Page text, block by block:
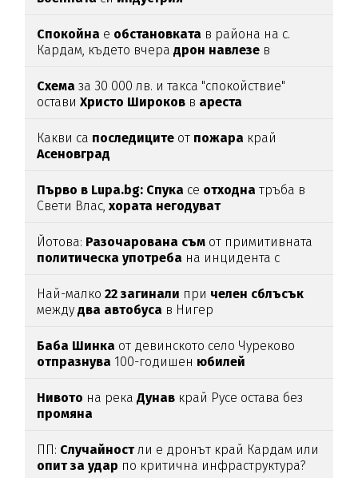
Спокойна е обстановката в района на с.
Кардам, където вчерадрон навлезе в
Схема за 30 000 лв. и такса "спокойствие"
оставиХристо Широков в ареста
Какви са последиците от пожара край
Асеновград
Първо в Lupa.bg: Спука се отходна тръба в
Свети Влас,хората негодуват
Йотова: Разочарована съм от примитивната
политическа употреба на инцидента с
Най-малко22 загинали при челен сблъсък
междудва автобуса в Нигер
Баба Шинка от девинското село Чуреково
отпразнува 100-годишен юбилей
Нивото на рекаДунав край Русе остава без
промяна
ПП: Случайностли е дронът край Кардам или
опит за удар по критична инфраструктура?